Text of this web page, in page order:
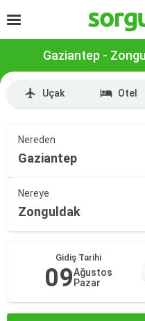
Gaziantep -
Uçak Otel
Nereden
Gaziantep
Nereye
Zonguldak
Gidiş Tarihi
09Ağustos
Pazar